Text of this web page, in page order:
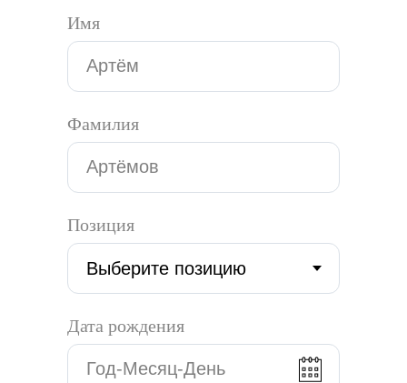
Имя
Фамилия
Позиция
Дата рождения